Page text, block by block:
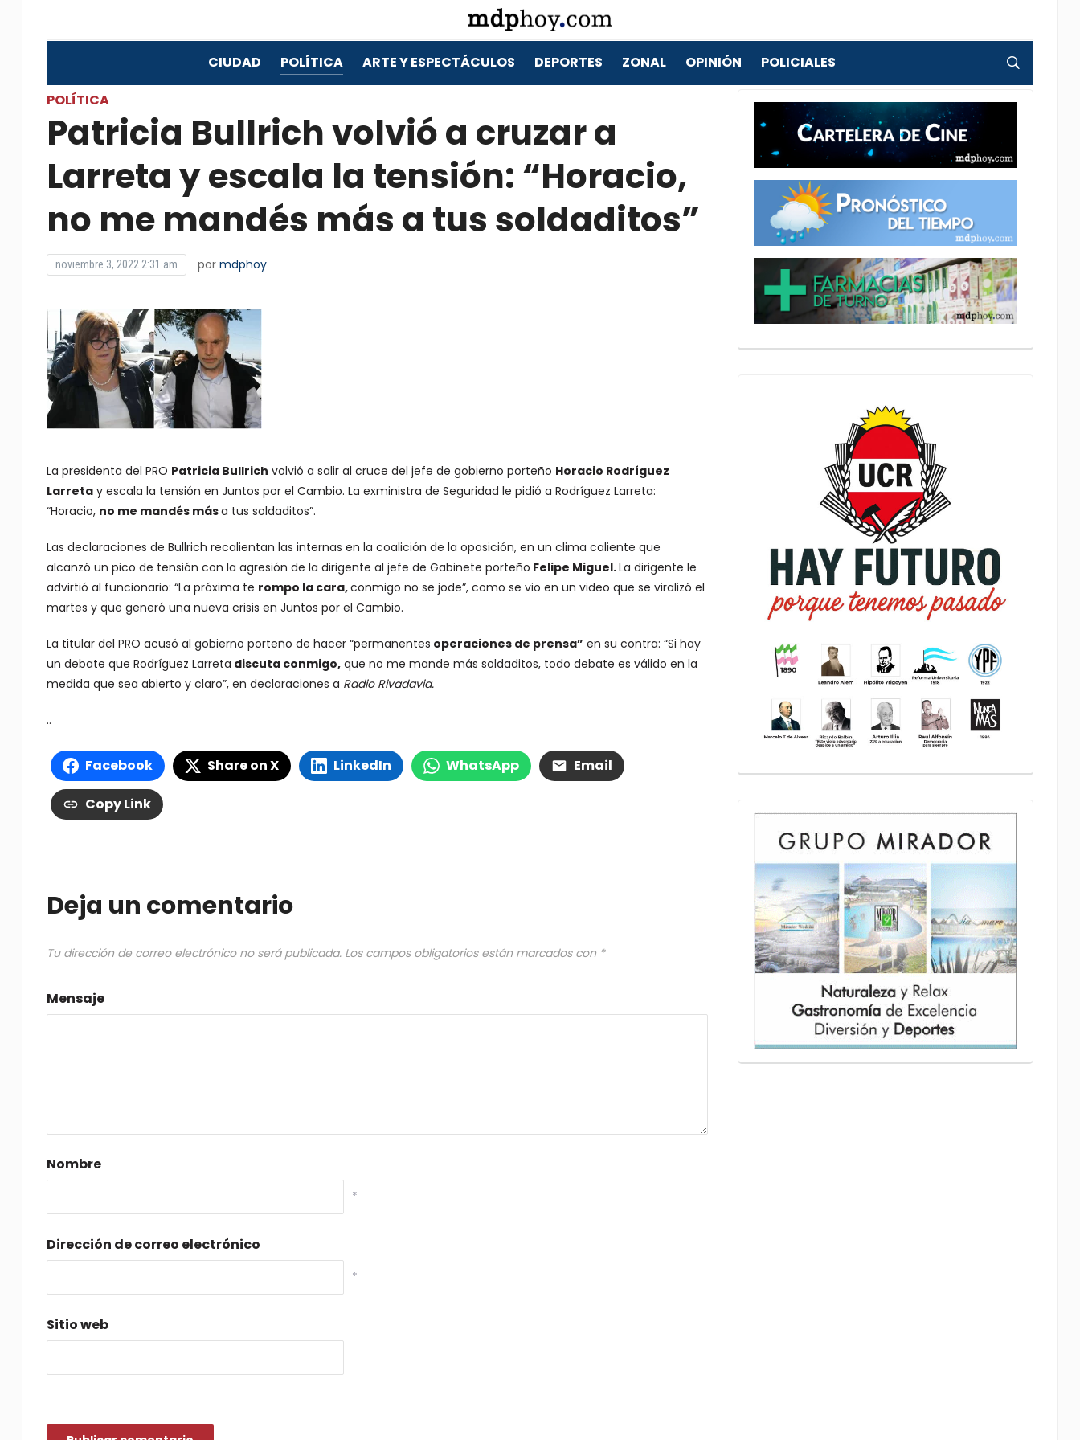
CIUDAD POLÍTICA ARTE Y ESPECTÁCULOS DEPORTES ZONAL OPINIÓN POLICIALES
POLÍTICA
Patricia Bullrich volvió a cruzar a
Larreta y escala la tensión: “Horacio,
no me mandés más a tus soldaditos”
noviembre 3, 2022 2:31 am por mdphoy
La presidenta del PRO Patricia Bullrich volvió a salir al cruce del jefe de gobierno porteño Horacio Rodríguez
Larretay escala la tensión en Juntos por el Cambio. La exministra de Seguridad le pidió a Rodríguez Larreta:
“Horacio, no me mandés mása tus soldaditos”.
Las declaraciones de Bullrich recalientan las internas en la coalición de la oposición, en un clima caliente que
alcanzó un pico de tensión con la agresión de la dirigente al jefe de Gabinete porteño Felipe Miguel.La dirigente le
advirtió al funcionario: “La próxima te rompo la cara,conmigo no se jode”, como se vio en un video que se viralizó el
martes y que generó una nueva crisis en Juntos por el Cambio.
La titular del PRO acusó al gobierno porteño de hacer “permanentes operaciones de prensa” en su contra: “Si hay
un debate que Rodríguez Larreta discuta conmigo,que no me mande más soldaditos, todo debate es válido en la
medida que sea abierto y claro”, en declaraciones a Radio Rivadavia.
..
Facebook Share on X LinkedIn WhatsApp Email
Copy Link
Deja un comentario
Tu dirección de correo electrónico no será publicada. Los campos obligatorios están marcados con *
Mensaje
Nombre
*
Dirección de correo electrónico
*
Sitio web